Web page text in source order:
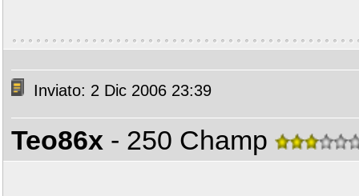
Inviato: 2 Dic 2006 23:39
Teo86x - 250 Champ